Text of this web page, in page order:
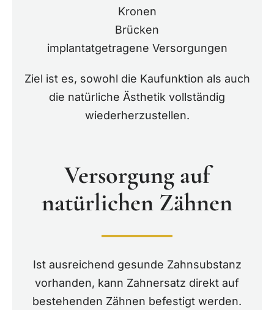
Kronen
Brücken
implantatgetragene Versorgungen
Ziel ist es, sowohl die Kaufunktion als auch
die natürliche Ästhetik vollständig
wiederherzustellen.
Versorgung auf
natürlichen Zähnen
Ist ausreichend gesunde Zahnsubstanz
vorhanden, kann Zahnersatz direkt auf
bestehenden Zähnen befestigt werden.